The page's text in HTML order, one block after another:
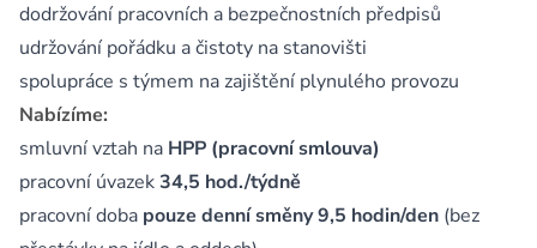
dodržování pracovních a bezpečnostních předpisů
udržování pořádku a čistoty na stanovišti
spolupráce s týmem na zajištění plynulého provozu
Nabízíme:
smluvní vztah na HPP (pracovní smlouva)
pracovní úvazek34,5 hod./týdně
pracovní doba pouze denní směny 9,5 hodin/den (bez